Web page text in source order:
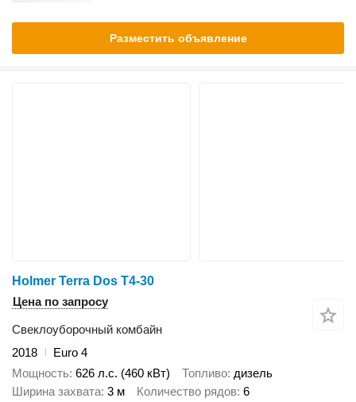
Разместить объявление
Holmer Terra Dos T4-30
Цена по запросу
Свеклоуборочный комбайн
2018
Euro 4
Мощность 626 л.с. (460 кВт) Топливо дизель
Ширина захвата 3 м Количество рядов 6